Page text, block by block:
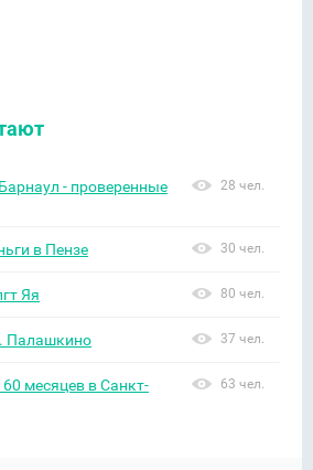
- проверенные
28 чел.
в Пензе 30 чел.
Яя 80 чел.
Палашкино 37 чел.
месяцев в Санкт-
63 чел.